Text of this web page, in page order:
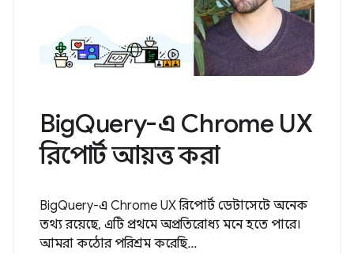
BigQuery-এ Chrome UX
রিপোর্ট আয়ত্ত করা
BigQuery-এ Chrome UX রিপোর্ট ডেটাসেটে অনেক
তথ্য রয়েছে, এটি প্রথমে অপ্রতিরোধ্য মনে হতে পারে।
আমরা কঠোর পরিশ্রম করেছি...